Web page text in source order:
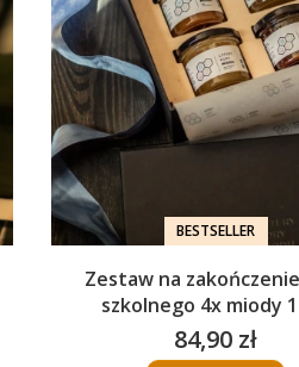
BESTSELLER
Zestaw na
szkolnego 4x miody
Cena
84,90 zł